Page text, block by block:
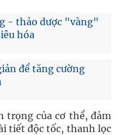
- thảo dược "vàng"
hóa
để tăng cường
trọng của cơ thể, đảm
tiết độc tốc, thanh lọc